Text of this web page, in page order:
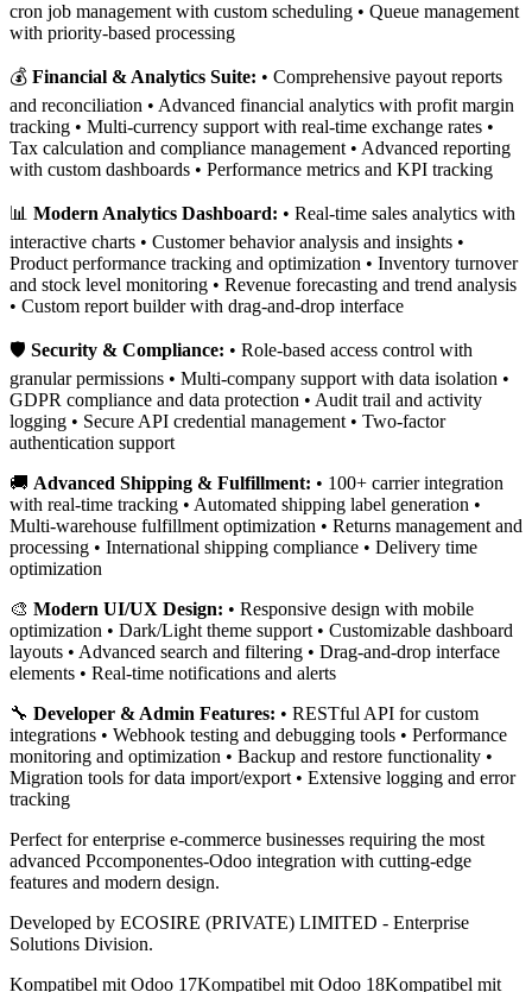
cron job management with custom scheduling • Queue management
with priority-based processing
💰 Financial & Analytics Suite: • Comprehensive payout reports
and reconciliation • Advanced financial analytics with profit margin
tracking • Multi-currency support with real-time exchange rates •
Tax calculation and compliance management • Advanced reporting
with custom dashboards • Performance metrics and KPI tracking
📊 Modern Analytics Dashboard: • Real-time sales analytics with
interactive charts • Customer behavior analysis and insights •
Product performance tracking and optimization • Inventory turnover
and stock level monitoring • Revenue forecasting and trend analysis
• Custom report builder with drag-and-drop interface
🛡️ Security & Compliance: • Role-based access control with
granular permissions • Multi-company support with data isolation •
GDPR compliance and data protection • Audit trail and activity
logging • Secure API credential management • Two-factor
authentication support
🚚 Advanced Shipping & Fulfillment: • 100+ carrier integration
with real-time tracking • Automated shipping label generation •
Multi-warehouse fulfillment optimization • Returns management and
processing • International shipping compliance • Delivery time
optimization
🎨 Modern UI/UX Design: • Responsive design with mobile
optimization • Dark/Light theme support • Customizable dashboard
layouts • Advanced search and filtering • Drag-and-drop interface
elements • Real-time notifications and alerts
🔧 Developer & Admin Features: • RESTful API for custom
integrations • Webhook testing and debugging tools • Performance
monitoring and optimization • Backup and restore functionality •
Migration tools for data import/export • Extensive logging and error
tracking
Perfect for enterprise e-commerce businesses requiring the most
advanced Pccomponentes-Odoo integration with cutting-edge
features and modern design.
Developed by ECOSIRE (PRIVATE) LIMITED - Enterprise
Solutions Division.
Kompatibel mit Odoo 17Kompatibel mit Odoo 18Kompatibel mit